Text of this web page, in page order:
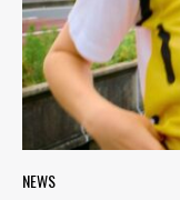
NEWS